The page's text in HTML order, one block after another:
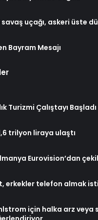
savaş uçağı, askeri üste
Bayram Mesajı
Turizmi Çalıştayı Başladı
trilyon liraya ulaştı
Eurovision’dan
erkekler telefon almak
için halka arz veya